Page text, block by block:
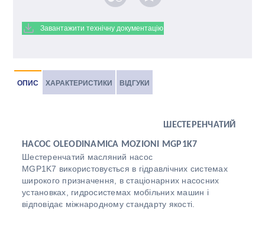
Завантажити технічну документацію
ОПИС ХАРАКТЕРИСТИКИ ВІДГУКИ
ШЕСТЕРЕНЧАТИЙ
НАСОС OLEODINAMICA MOZIONI MGP1K7
Шестеренчатий масляний насос
MGP1K7 використовується в гідравлічних системах
широкого призначення, в стаціонарних насосних
установках, гидросистемах мобільних машин і
відповідає міжнародному стандарту якості.